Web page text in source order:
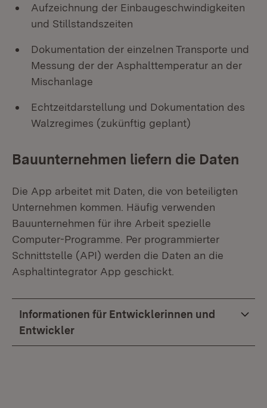
Aufzeichnung der Einbaugeschwindigkeiten
und Stillstandszeiten
Dokumentation der einzelnen Transporte und
Messung der der Asphalttemperatur an der
Mischanlage
Echtzeitdarstellung und Dokumentation des
Walzregimes (zukünftig geplant)
Bauunternehmen liefern die Daten
Die App arbeitet mit Daten, die von beteiligten
Unternehmen kommen. Häufig verwenden
Bauunternehmen für ihre Arbeit spezielle
Computer-Programme. Per programmierter
Schnittstelle (API) werden die Daten an die
Asphaltintegrator App geschickt.
Informationen für Entwicklerinnen und
Entwickler